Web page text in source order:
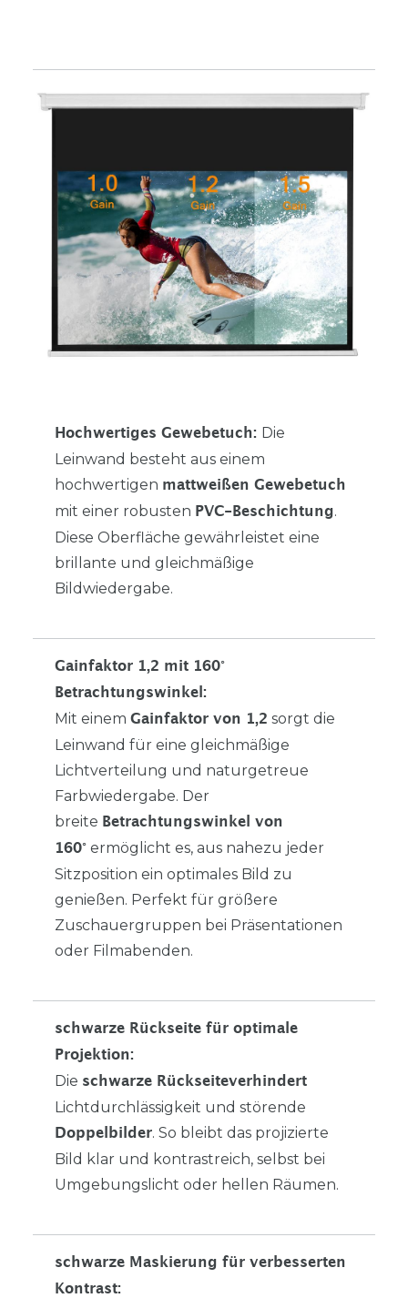
Hochwertiges Gewebetuch: Die
Leinwand besteht aus einem
hochwertigen mattweißen Gewebetuch
mit einer robusten PVC-Beschichtung.
Diese Oberfläche gewährleistet eine
brillante und gleichmäßige
Bildwiedergabe.
Gainfaktor 1,2 mit 160°
Betrachtungswinkel:
Mit einem Gainfaktor von 1,2 sorgt die
Leinwand für eine gleichmäßige
Lichtverteilung und naturgetreue
Farbwiedergabe. Der
breite Betrachtungswinkel von
160° ermöglicht es, aus nahezu jeder
Sitzposition ein optimales Bild zu
genießen. Perfekt für größere
Zuschauergruppen bei Präsentationen
oder Filmabenden.
schwarze Rückseite für optimale
Projektion:
Die schwarze Rückseiteverhindert
Lichtdurchlässigkeit und störende
Doppelbilder. So bleibt das projizierte
Bild klar und kontrastreich, selbst bei
Umgebungslicht oder hellen Räumen.
schwarze Maskierung für verbesserten
Kontrast: